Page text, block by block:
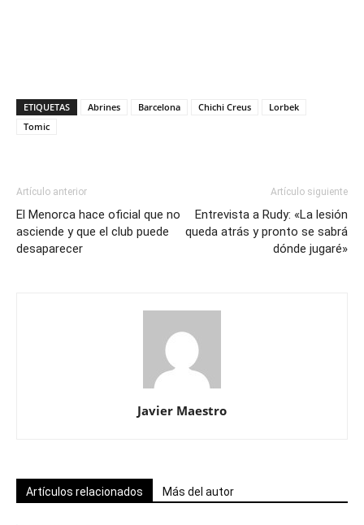
ETIQUETAS Abrines Barcelona Chichi Creus
Lorbek
Tomic
Artículo anterior
El Menorca hace oficial que no
asciende y que el club puede
desaparecer
Artículo siguiente
Entrevista a Rudy: «La lesión
queda atrás y pronto se sabrá
dónde jugaré»
Javier Maestro
Artículos relacionados Más del autor